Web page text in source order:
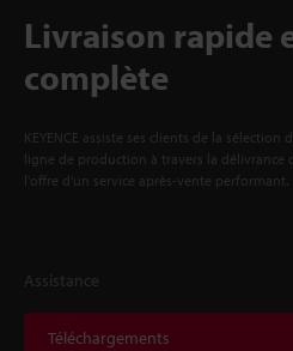
Livraison rapide
complète
KEYENCE assiste ses clients de la
ligne de production à travers la
l'offre d'un service après-vente performant.
Assistance
Téléchargements